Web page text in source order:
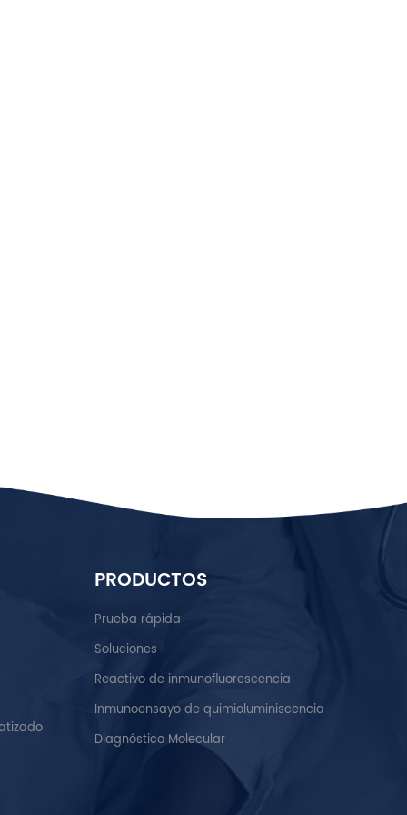
PRODUCTOS
Prueba rápida
Soluciones
Reactivo de inmunofluorescencia
Inmunoensayo de quimioluminiscencia
Diagnóstico Molecular